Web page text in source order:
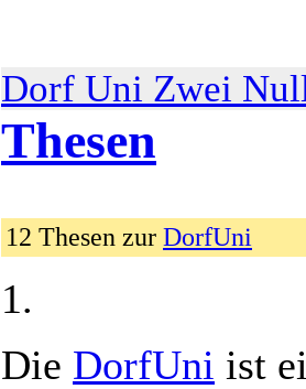
Dorf Uni Zwei
Thesen
12 Thesen zur DorfUni
1.
Die DorfUni ist